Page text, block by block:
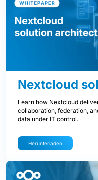
Nextcloud
Learn how Nextcloud
collaboration, federation,
data under IT control.
Herunterladen